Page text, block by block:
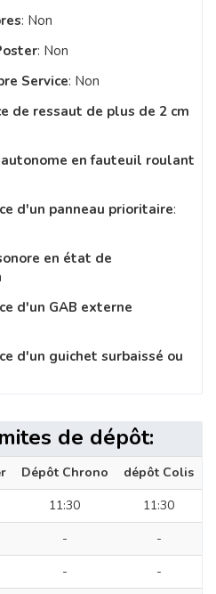
: Non
: Non
Service: Non
de ressaut de plus de 2 cm
en fauteuil roulant
d'un panneau prioritaire:
en état de
d'un GAB externe
d'un guichet surbaissé ou
de dépôt:
Dépôt Chrono
dépôt Colis
11:30
11:30
-
-
-
-